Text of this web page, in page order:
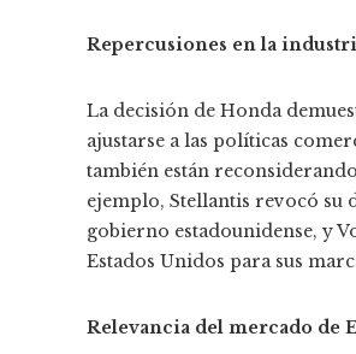
Repercusiones en la
La decisión de Honda
ajustarse a las políticas
también están
ejemplo, Stellantis revocó su
gobierno estadounidense, y
Estados Unidos para sus
Relevancia del mercado de